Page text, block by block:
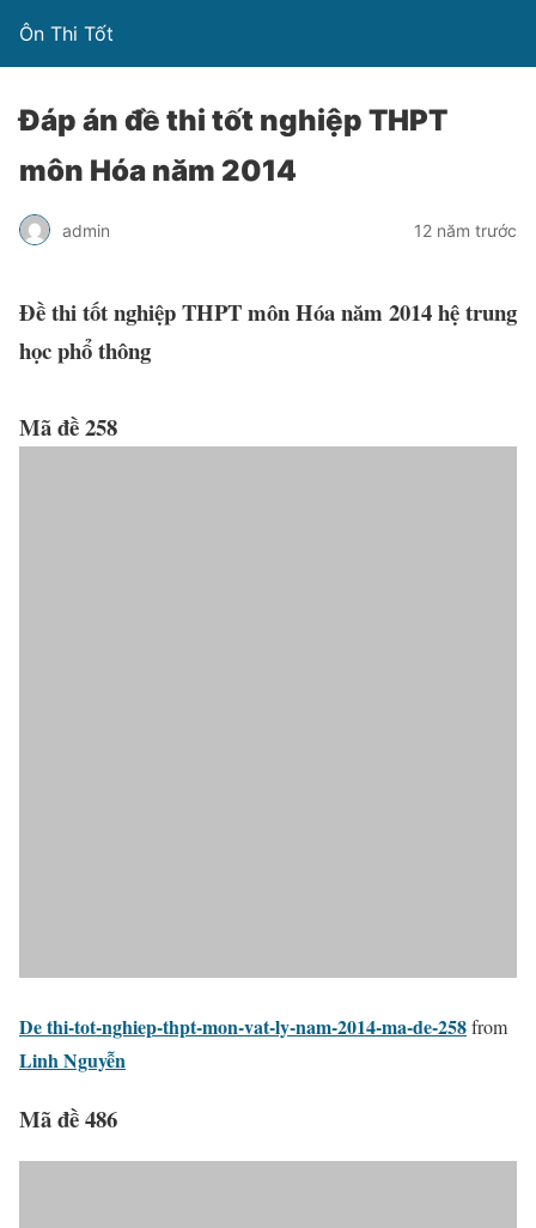
Ôn Thi Tốt
Đáp án đề thi tốt nghiệp THPT
môn Hóa năm 2014
admin 12 năm trước
Đề thi tốt nghiệp THPT môn Hóa năm 2014 hệ trung
học phổ thông
Mã đề 258
De thi-tot-nghiep-thpt-mon-vat-ly-nam-2014-ma-de-258from
Linh Nguyễn
Mã đề 486